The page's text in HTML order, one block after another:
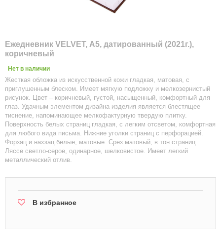
Ежедневник VELVET, А5, датированный (2021г.),
коричневый
Нет в наличии
Жесткая обложка из искусственной кожи гладкая, матовая, с
приглушенным блеском. Имеет мягкую подложку и мелкозернистый
рисунок. Цвет – коричневый, густой, насыщенный, комфортный для
глаз. Удачным элементом дизайна изделия является блестящее
тиснение, напоминающее мелкофактурную твердую плитку.
Поверхность белых страниц гладкая, с легким отсветом, комфортная
для любого вида письма. Нижние уголки страниц с перфорацией.
Форзац и нахзац белые, матовые. Срез матовый, в тон страниц.
Ляссе светло-серое, одинарное, шелковистое. Имеет легкий
металлический отлив.
В избранное